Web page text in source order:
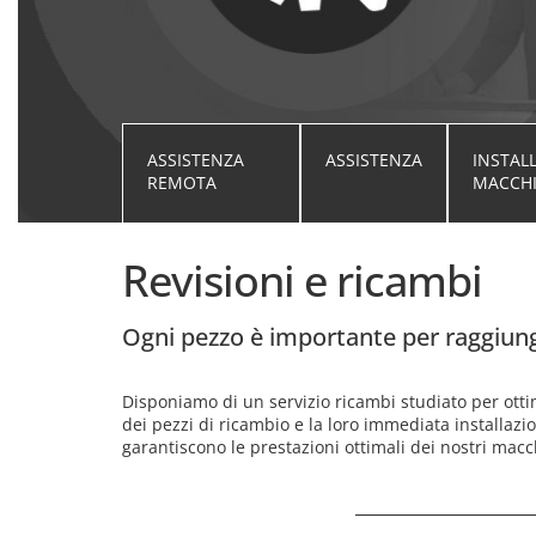
ASSISTENZA
REMOTA
ASSISTENZA
Revisioni e ricambi
Ogni pezzo è importante per
Disponiamo di un servizio ricambi studiato per
dei pezzi di ricambio e la loro immediata
garantiscono le prestazioni ottimali dei nostri
sicurezza e l'affidabilità, riducendo al minimo i